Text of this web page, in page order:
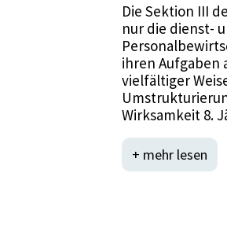
Die Sektion III
nur die dienst-
ihren Aufgaben
vielfältiger
Wirksamkeit 8.
+ mehr lesen